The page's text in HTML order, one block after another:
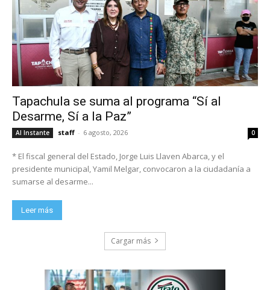
Tapachula se suma al programa “Sí al
Desarme, Sí a la Paz”
Al Instante staff - 6 agosto, 2026 0
* El fiscal general del Estado, Jorge Luis Llaven Abarca, y el
presidente municipal, Yamil Melgar, convocaron a la ciudadanía a
sumarse al desarme...
Leer más
Cargar más